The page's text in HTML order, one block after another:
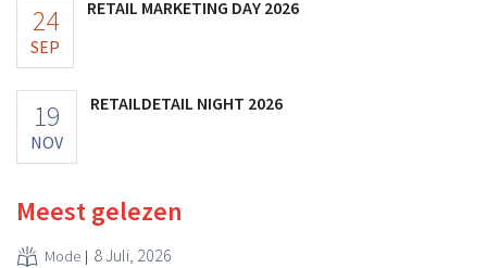
24
SEP
RETAIL MARKETING DAY 2026
19
NOV
RETAILDETAIL NIGHT 2026
Meest gelezen
Mode 8 Juli, 2026